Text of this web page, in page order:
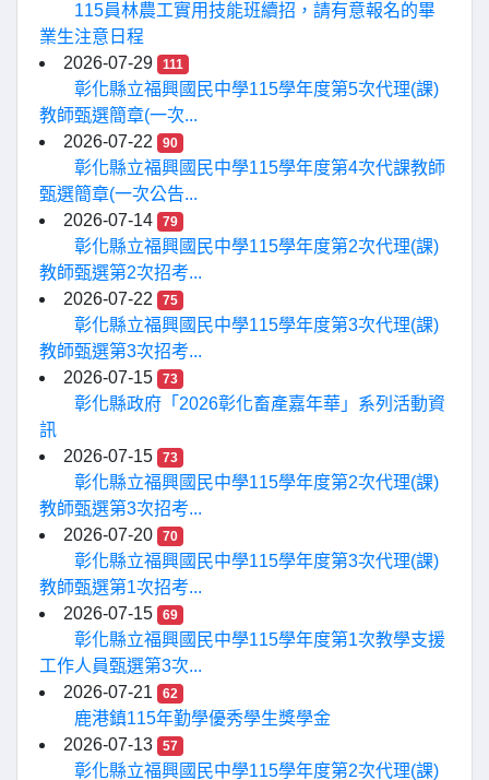
115員林農工實用技能班續招，請有意報名的畢
業生注意日程
2026-07-29
111
彰化縣立福興國民中學115學年度第5次代理(課)
教師甄選簡章(一次...
2026-07-22
90
彰化縣立福興國民中學115學年度第4次代課教師
甄選簡章(一次公告...
2026-07-14
79
彰化縣立福興國民中學115學年度第2次代理(課)
教師甄選第2次招考...
2026-07-22
75
彰化縣立福興國民中學115學年度第3次代理(課)
教師甄選第3次招考...
2026-07-15
73
彰化縣政府「2026彰化畜產嘉年華」系列活動資
訊
2026-07-15
73
彰化縣立福興國民中學115學年度第2次代理(課)
教師甄選第3次招考...
2026-07-20
70
彰化縣立福興國民中學115學年度第3次代理(課)
教師甄選第1次招考...
2026-07-15
69
彰化縣立福興國民中學115學年度第1次教學支援
工作人員甄選第3次...
2026-07-21
62
鹿港鎮115年勤學優秀學生獎學金
2026-07-13
57
彰化縣立福興國民中學115學年度第2次代理(課)